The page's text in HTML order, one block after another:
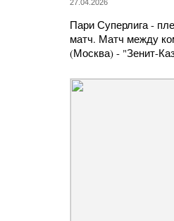
27.04.2026
Пари Суперлига -
матч. Матч между
(Москва) - "Зенит-